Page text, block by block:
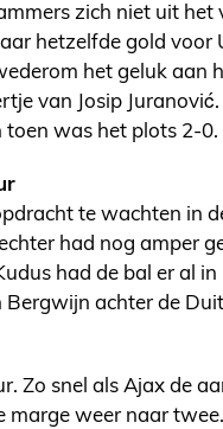
zich niet uit het
hetzelfde gold voor
het geluk aan
van Josip
toen was het plots 2-0.
te wachten in
had nog amper
had de bal er al
Bergwijn achter de
Zo snel als Ajax de
marge weer naar